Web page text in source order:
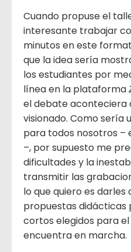
Cuando propuse el
interesante trabajar
minutos en este
que la idea sería
los estudiantes por
línea en la plataforma
el debate aconteciera
visionado. Como sería
para todos nosotros –
–, por supuesto me
dificultades y la
transmitir las
lo que quiero es darles
propuestas didácticas
cortos elegidos para
encuentra en marcha.